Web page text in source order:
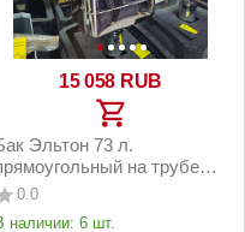
15 058 RUB
Эльтон 73 л.
на трубе
(AISI 201/1.0)
0.0
наличии: 6 шт.